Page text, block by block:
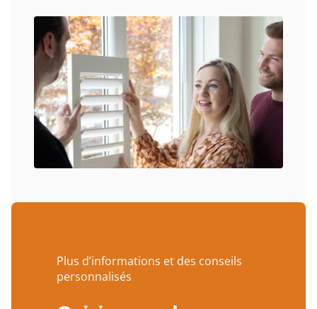
Plus d’informations et des conseils
personnalisés